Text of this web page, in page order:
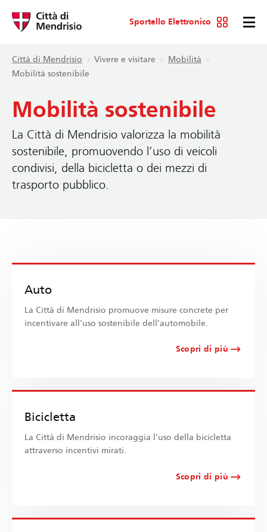
Sportello Elettronico
Città di Mendrisio Vivere e visitare
Mobilità
Mobilità sostenibile
Mobilità sostenibile
La Città di Mendrisio valorizza la mobilità
sostenibile, promuovendo l’uso di veicoli
condivisi, della bicicletta o dei mezzi di
trasporto pubblico.
Auto
La Città di Mendrisio promuove misure concrete per
incentivare all’uso sostenibile dell’automobile.
Scopri di più
Bicicletta
La Città di Mendrisio incoraggia l’uso della bicicletta
attraverso incentivi mirati.
Scopri di più